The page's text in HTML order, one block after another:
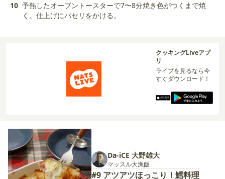
10 予熱したオーブントースターで7〜8分焼き色がつくまで焼
く。仕上げにパセリをかける。
クッキングLiveアプ
リ
ライブを見るなら今
すぐダウンロード！
Da-iCE 大野雄大
マッスル大漁飯
#9 アツアツほっこり！鱈料理